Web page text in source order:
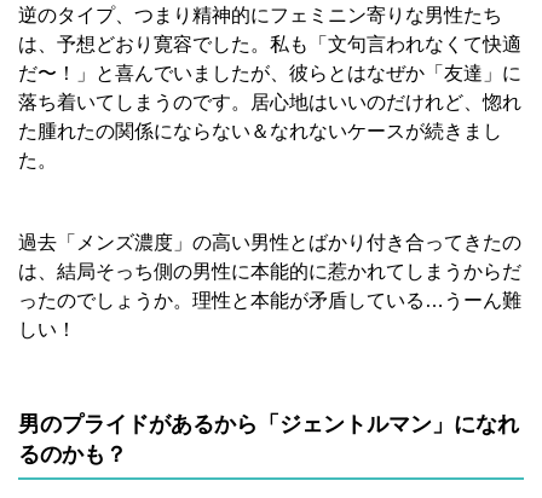
逆のタイプ、つまり精神的にフェミニン寄りな男性たち
は、予想どおり寛容でした。私も「文句言われなくて快適
だ〜！」と喜んでいましたが、彼らとはなぜか「友達」に
落ち着いてしまうのです。居心地はいいのだけれど、惚れ
た腫れたの関係にならない＆なれないケースが続きまし
た。
過去「メンズ濃度」の高い男性とばかり付き合ってきたの
は、結局そっち側の男性に本能的に惹かれてしまうからだ
ったのでしょうか。理性と本能が矛盾している…うーん難
しい！
男のプライドがあるから「ジェントルマン」になれ
るのかも？